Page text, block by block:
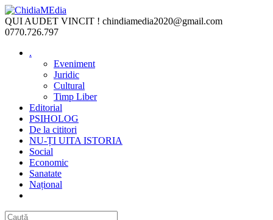
Skip
to
content
QUI AUDET VINCIT ! chindiamedia2020@gmail.com
0770.726.797
.
Eveniment
Juridic
Cultural
Timp Liber
Editorial
PSIHOLOG
De la cititori
NU-ȚI UITA ISTORIA
Social
Economic
Sanatate
Național